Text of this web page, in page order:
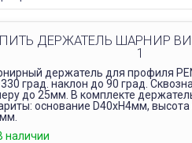
ДЕРЖАТЕЛЬ ШАРНИР
1
держатель для профиля
град. наклон до 90 град.
до 25мм. В комплекте
основание D40xH4мм,
наличии